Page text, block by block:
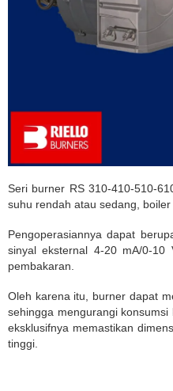
Seri burner RS 310-410-510-
suhu rendah atau sedang,
Pengoperasiannya dapat
sinyal eksternal 4-20 mA/0-10
pembakaran.
Oleh karena itu, burner dapat
sehingga mengurangi
eksklusifnya memastikan
tinggi.